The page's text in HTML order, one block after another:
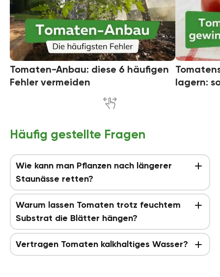
Tomaten-Anbau: diese 6 häufigen
Fehler vermeiden
lagern:
Häufig gestellte Fragen
Wie kann man Pflanzen nach längerer
Staunässe retten?
Warum lassen Tomaten trotz feuchtem
Substrat die Blätter hängen?
Vertragen Tomaten kalkhaltiges Wasser?